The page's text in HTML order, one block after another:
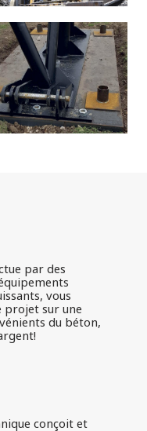
par des
vous
sur une
du béton,
conçoit et